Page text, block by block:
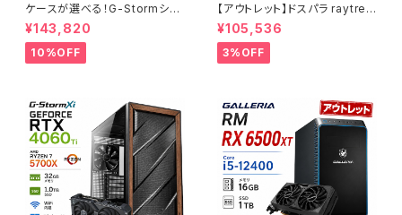
ケースが選べる！G-Stormシリ
ーズ ゲーミングPC 人気のRTX
4060 3060 12G搭載 デスクト
ップPC タワー型 第12世代 CP
U Core i5-12400 - 16GBメ
¥143,820
10%OFF
【アウトレット】ドスパラ raytrek
4CXV RTX3060 Core i7-13
700F メモリ16GB SSD1TBx2
クリエイターPC 1点限り 90日
保証
¥105,536
3%OFF